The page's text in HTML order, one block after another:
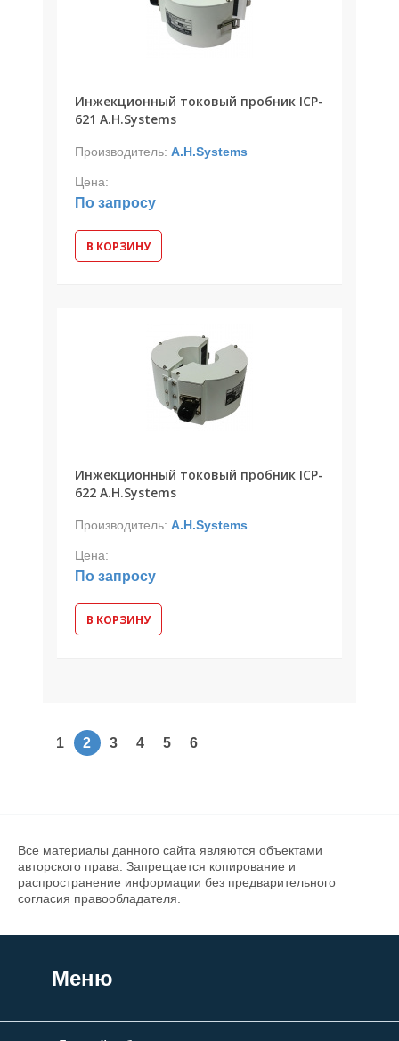
Инжекционный токовый пробник ICP-
621 A.H.Systems
Производитель: A.H.Systems
Цена:
По запросу
В КОРЗИНУ
Инжекционный токовый пробник ICP-
622 A.H.Systems
Производитель: A.H.Systems
Цена:
По запросу
В КОРЗИНУ
1 2 3 4 5 6
Все материалы данного сайта являются объектами
авторского права. Запрещается копирование и
распространение информации без предварительного
согласия правообладателя.
Меню